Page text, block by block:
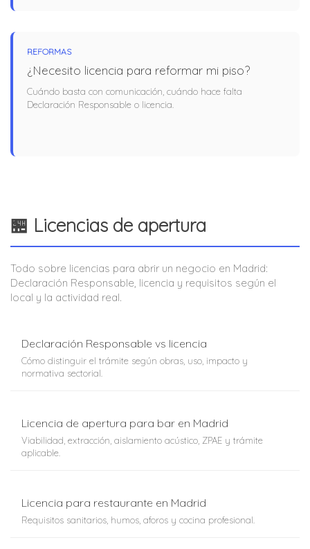
REFORMAS
¿Necesito licencia para reformar mi piso?
Cuándo basta con comunicación, cuándo hace falta
Declaración Responsable o licencia.
🏪 Licencias de apertura
Todo sobre licencias para abrir un negocio en Madrid:
Declaración Responsable, licencia y requisitos según el
local y la actividad real.
Declaración Responsable vs licencia
Cómo distinguir el trámite según obras, uso, impacto y
normativa sectorial.
Licencia de apertura para bar en Madrid
Viabilidad, extracción, aislamiento acústico, ZPAE y trámite
aplicable.
Licencia para restaurante en Madrid
Requisitos sanitarios, humos, aforos y cocina profesional.